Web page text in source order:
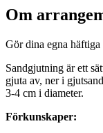
Om
Gör dina egna
Sandgjutning är ett
gjuta av, ner i
3-4 cm i diameter.
Förkunskaper: